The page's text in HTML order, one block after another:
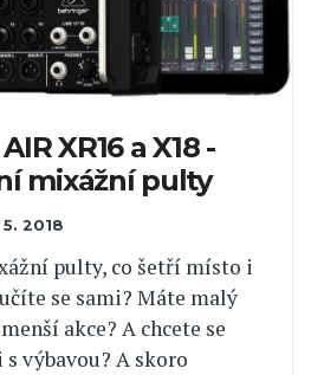
XR16 a X18 -
mixážní pulty
2018
pulty, co šetří místo i
se sami? Máte malý
akce? A chcete se
výbavou? A skoro